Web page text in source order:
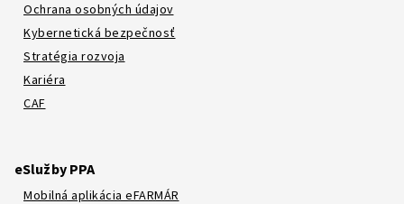
Ochrana osobných údajov
Kybernetická bezpečnosť
Stratégia rozvoja
Kariéra
CAF
eSlužby PPA
Mobilná aplikácia eFARMÁR